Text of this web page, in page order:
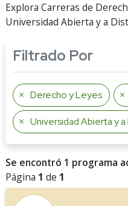
Explora Carreras de
Universidad Abierta y a
Filtrado Por
Derecho y Leyes
Universidad Abierta y a
Se encontró 1 programa
Página 1 de 1